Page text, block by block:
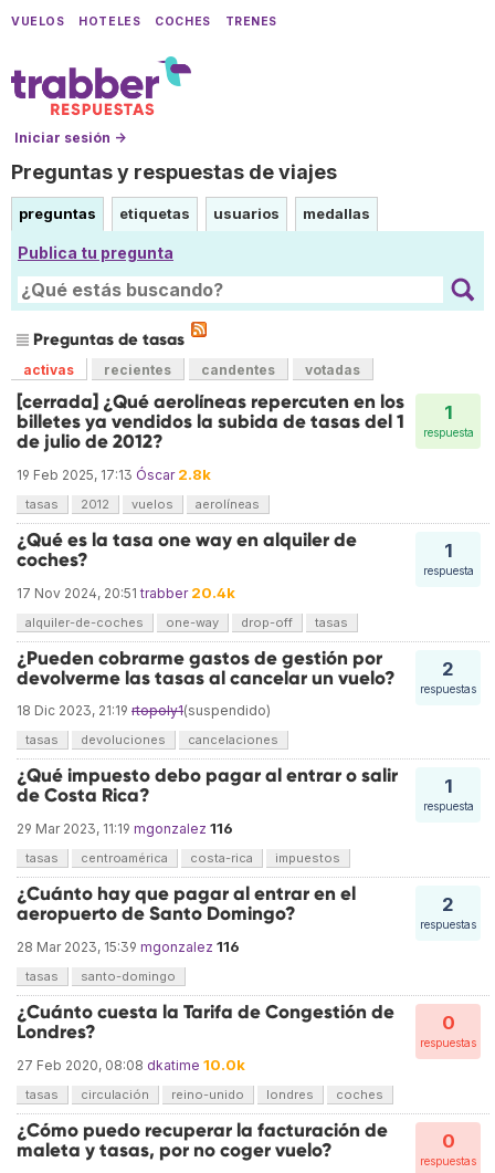
VUELOS HOTELES COCHES TRENES
Iniciar sesión →
Preguntas y respuestas de viajes
preguntas etiquetas usuarios medallas
Publica tu pregunta
Preguntas de tasas
activas recientes candentes votadas
1
respuesta
[cerrada] ¿Qué aerolíneas repercuten en los
billetes ya vendidos la subida de tasas del 1
de julio de 2012?
19 Feb 2025, 17:13 Óscar 2.8k
tasas 2012 vuelos aerolíneas
1
respuesta
¿Qué es la tasa one way en alquiler de
coches?
17 Nov 2024, 20:51 trabber 20.4k
alquiler-de-coches one-way drop-off tasas
2
respuestas
¿Pueden cobrarme gastos de gestión por
devolverme las tasas al cancelar un vuelo?
18 Dic 2023, 21:19 rtopoly1(suspendido)
tasas devoluciones cancelaciones
1
respuesta
¿Qué impuesto debo pagar al entrar o salir
de Costa Rica?
29 Mar 2023, 11:19 mgonzalez 116
tasas centroamérica costa-rica impuestos
2
respuestas
¿Cuánto hay que pagar al entrar en el
aeropuerto de Santo Domingo?
28 Mar 2023, 15:39 mgonzalez 116
tasas santo-domingo
0
respuestas
¿Cuánto cuesta la Tarifa de Congestión de
Londres?
27 Feb 2020, 08:08 dkatime 10.0k
tasas circulación reino-unido londres coches
0
respuestas
¿Cómo puedo recuperar la facturación de
maleta y tasas, por no coger vuelo?